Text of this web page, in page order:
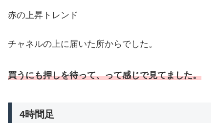
赤の上昇トレンド
チャネルの上に届いた所からでした。
買うにも押しを待って、って感じで見てました。
4時間足